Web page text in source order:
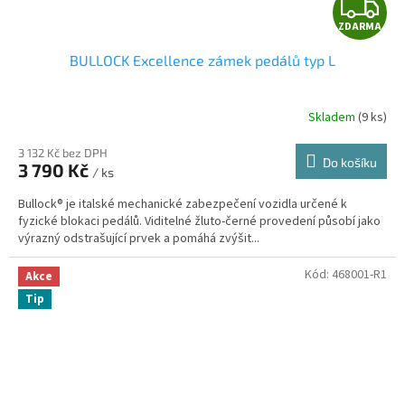
D
R
ZDARMA
BULLOCK Excellence zámek pedálů typ L
Skladem (9 ks)
3 132 Kč bez DPH
3 790 Kč / ks
Do košíku
Bullock® je italské mechanické zabezpečení vozidla určené k
fyzické blokaci pedálů. Viditelné žluto-černé provedení působí jako
výrazný odstrašující prvek a pomáhá zvýšit...
Akce
Tip
Kód: 468001-R1